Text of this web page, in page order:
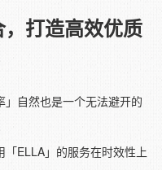
打造高效优质
自然也是一个无法避开的
ELLA」的服务在时效性上